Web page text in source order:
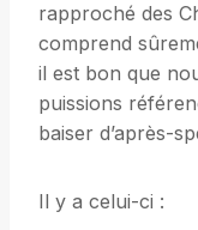
rapproché des
comprend
il est bon que
puissions
baiser d’après-
Il y a celui-ci :